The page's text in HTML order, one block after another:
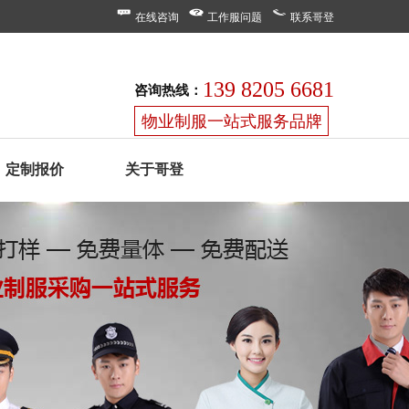
在线咨询 工作服问题 联系哥登
咨询热线： 139 8205 6681
物业制服一站式服务品牌
定制报价 关于哥登